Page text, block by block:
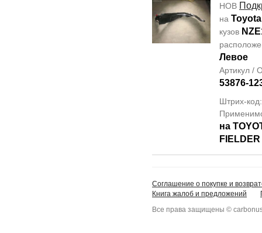
НОВ
на
кузов
Левое
Артикул /
53876-
Штрих-
на
Соглашение о покупке и
Книга жалоб и предложений
Все права защищены ©